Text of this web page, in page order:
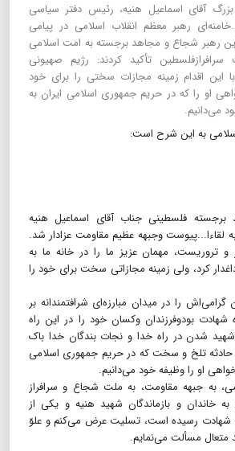
آقای اسماعیل هنیه، رئیس دفتر سیاسی
رهبر معظم انقلاب اسلامی در پیامی
رهبر شجاع و مجاهد برجسته به امت اسلامی
تأکید کردند: رژیم صهیونی
این اقدام زمینه‌ مجازات سختی را برای خود
او را که در حریم جمهوری اسلامی ایران به
می‌دانیم.
به این شرح است:
فلسطینی جناب آقای اسماعیل هنیه
لقاء‌ا...پیوست وجبهه‌ عظیم مقاومت عزادار شد.
و تروریست، مهمان عزیز ما را در خانه ما به
کرد، ولی زمینه‌ مجازاتی سخت برای خود را
را در میدان مبارزه‌ای شرافتمندانه بر
بودوفرزندان وکسان خود را در این راه
شهید شدن در راه خدا و نجات بندگان خدا باک
حادثه‌ تلخ و سخت که در حریم جمهوری اسلامی
او را وظیفه‌ خود می‌دانیم.
به جبهه مقاومت، به ملت شجاع و سرافراز
خاندان و بازماندگان شهید هنیه و یکی از
شهادت رسیده است، تسلیت عرض می‌کنم و علوّ
متعال مسألت می‌نمایم.